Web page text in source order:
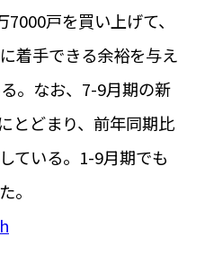
戸を買い上げて、
着手できる余裕を与え
。なお、7-9月期の新
とどまり、前年同期比
ている。1-9月期でも
。